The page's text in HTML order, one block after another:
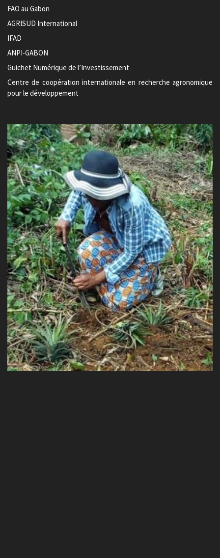
FAO au Gabon
AGRISUD International
IFAD
ANPI-GABON
Guichet Numérique de l’Investissement
Centre de coopération internationale en recherche agronomique
pour le développement